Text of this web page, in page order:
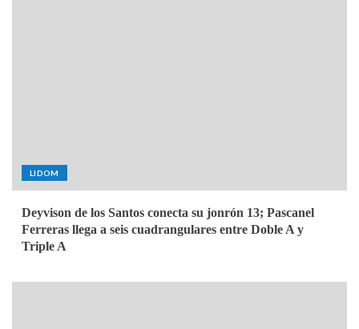
LIDOM
Deyvison de los Santos conecta su jonrón 13; Pascanel
Ferreras llega a seis cuadrangulares entre Doble A y
Triple A